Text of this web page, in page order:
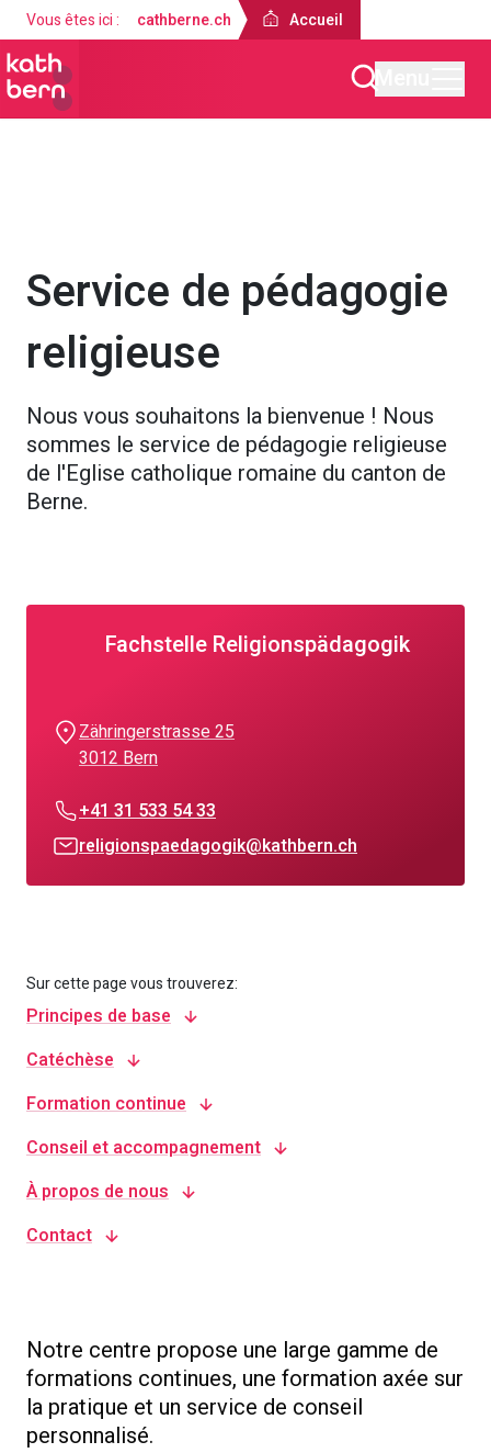
Vous êtes ici : cathberne.ch Accueil
Service de pédagogie
religieuse
Nous vous souhaitons la bienvenue ! Nous
sommes le service de pédagogie religieuse
de l'Eglise catholique romaine du canton de
Berne.
Fachstelle Religionspädagogik
Zähringerstrasse 25
3012 Bern
+41 31 533 54 33
religionspaedagogik@kathbern.ch
Sur cette page vous trouverez:
Principes de base
Catéchèse
Formation continue
Conseil et accompagnement
À propos de nous
Contact
Notre centre propose une large gamme de
formations continues, une formation axée sur
la pratique et un service de conseil
personnalisé.